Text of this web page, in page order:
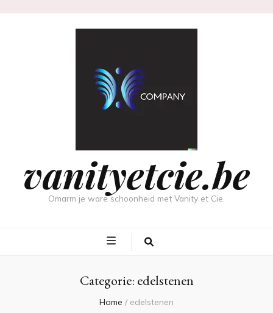
vanityetcie.be
Omarm je ware schoonheid met Vanity et Cie.
Categorie: edelstenen
Home / edelstenen